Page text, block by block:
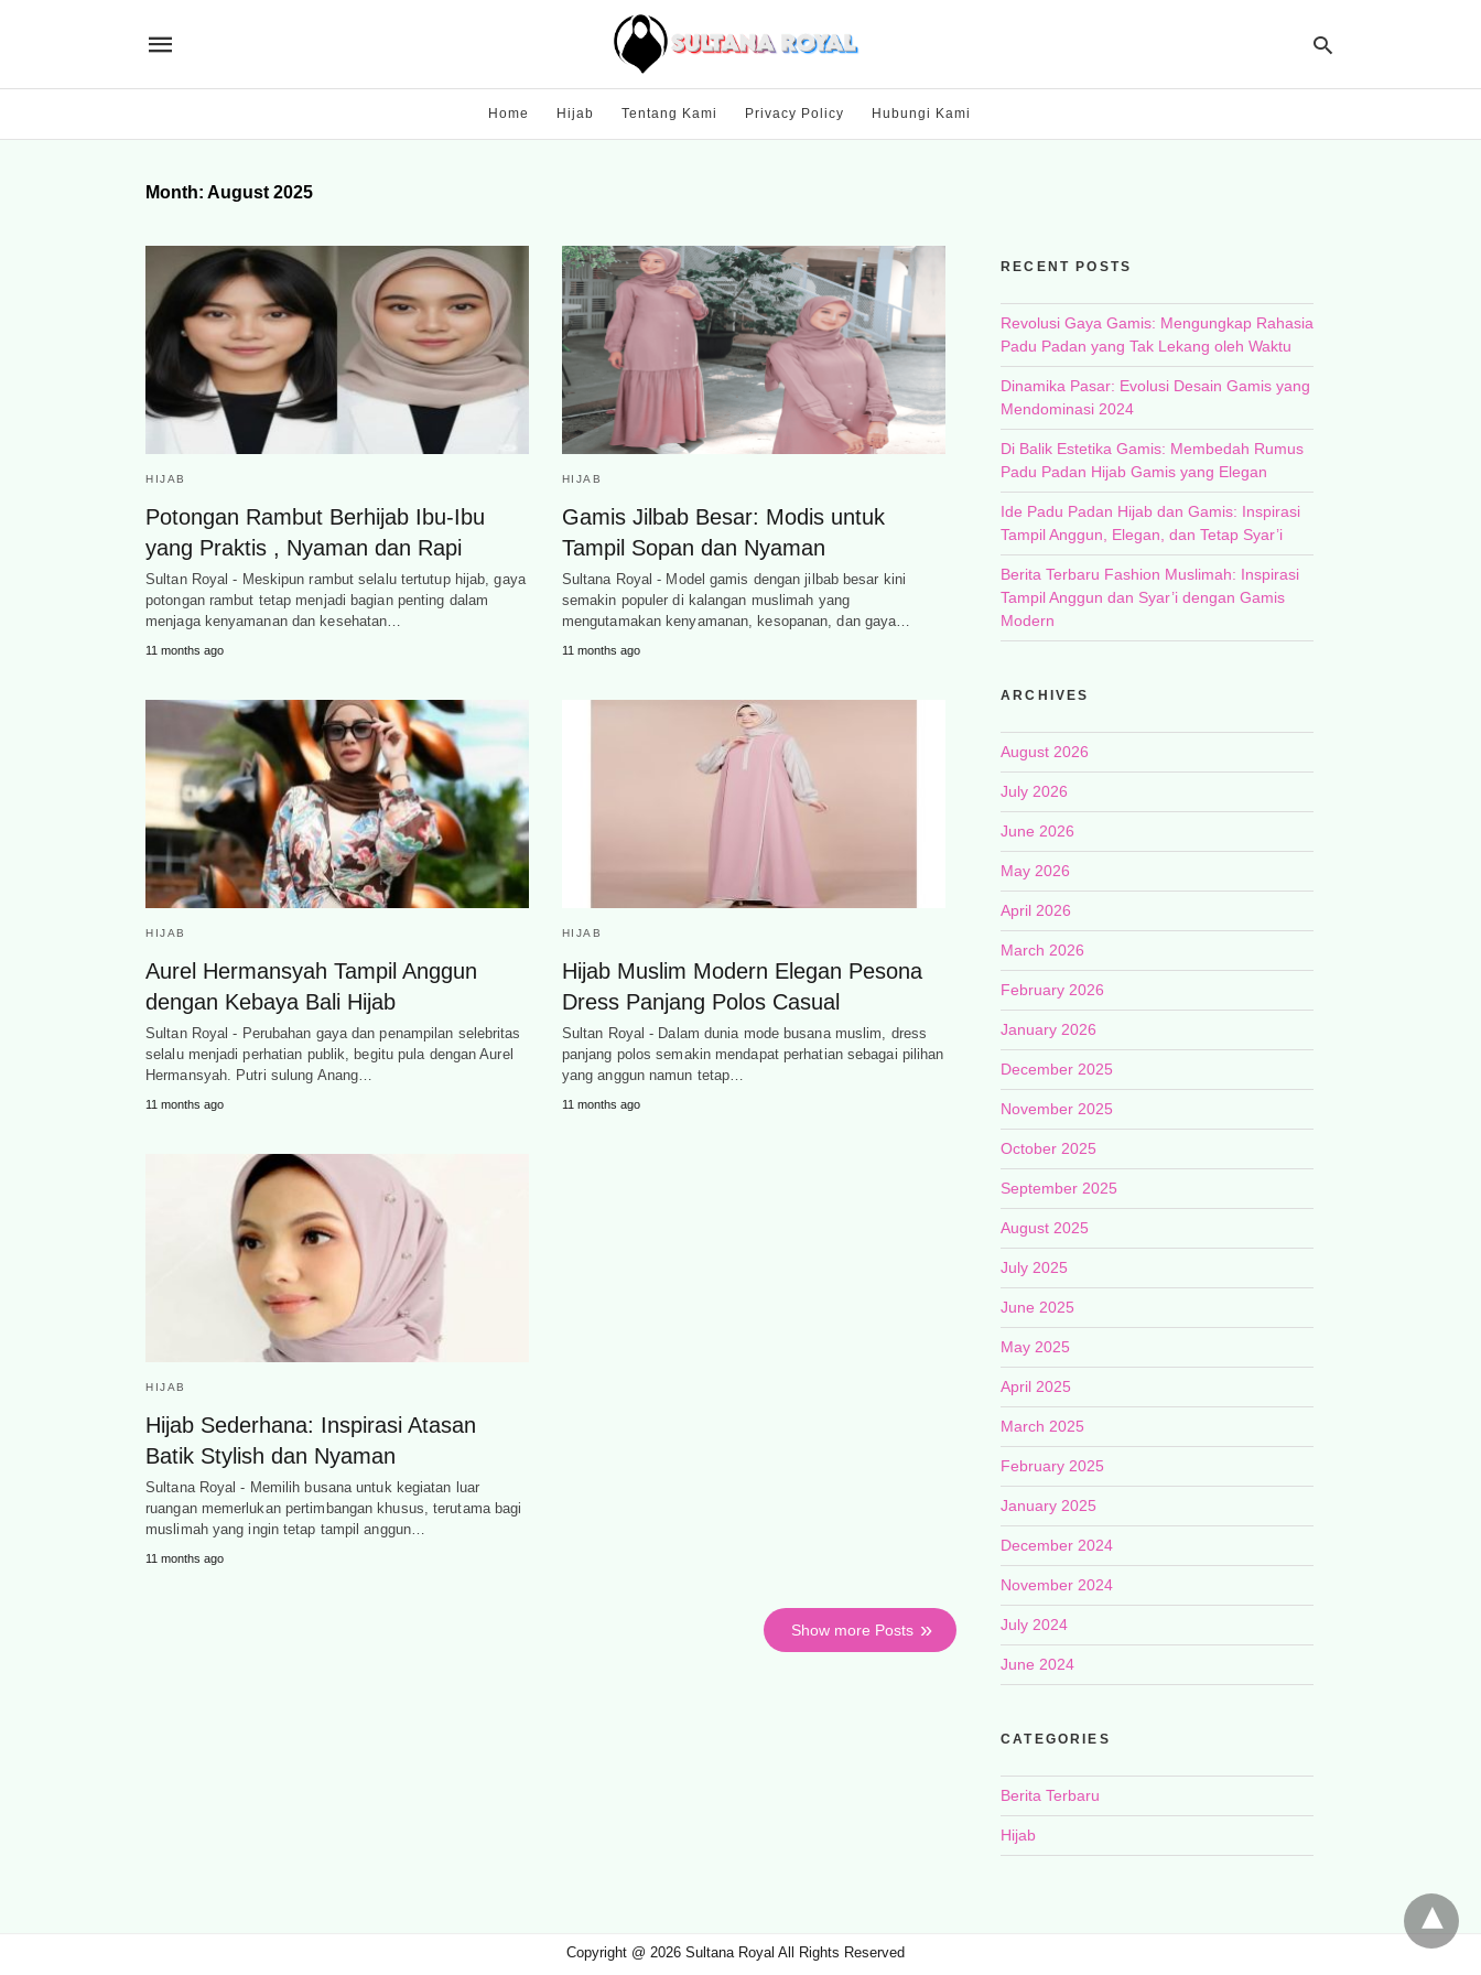
Home Hijab Tentang Kami Privacy Policy Hubungi Kami
Month: August 2025
HIJAB
Potongan Rambut Berhijab Ibu-Ibu
yang Praktis , Nyaman dan Rapi
Sultan Royal - Meskipun rambut selalu tertutup hijab, gaya
potongan rambut tetap menjadi bagian penting dalam
menjaga kenyamanan dan kesehatan…
11 months ago
HIJAB
Gamis Jilbab Besar: Modis untuk
Tampil Sopan dan Nyaman
Sultana Royal - Model gamis dengan jilbab besar kini
semakin populer di kalangan muslimah yang
mengutamakan kenyamanan, kesopanan, dan gaya…
11 months ago
HIJAB
Aurel Hermansyah Tampil Anggun
dengan Kebaya Bali Hijab
Sultan Royal - Perubahan gaya dan penampilan selebritas
selalu menjadi perhatian publik, begitu pula dengan Aurel
Hermansyah. Putri sulung Anang…
11 months ago
HIJAB
Hijab Muslim Modern Elegan Pesona
Dress Panjang Polos Casual
Sultan Royal - Dalam dunia mode busana muslim, dress
panjang polos semakin mendapat perhatian sebagai pilihan
yang anggun namun tetap…
11 months ago
HIJAB
Hijab Sederhana: Inspirasi Atasan
Batik Stylish dan Nyaman
Sultana Royal - Memilih busana untuk kegiatan luar
ruangan memerlukan pertimbangan khusus, terutama bagi
muslimah yang ingin tetap tampil anggun…
11 months ago
Show more Posts
RECENT POSTS
Revolusi Gaya Gamis: Mengungkap Rahasia
Padu Padan yang Tak Lekang oleh Waktu
Dinamika Pasar: Evolusi Desain Gamis yang
Mendominasi 2024
Di Balik Estetika Gamis: Membedah Rumus
Padu Padan Hijab Gamis yang Elegan
Ide Padu Padan Hijab dan Gamis: Inspirasi
Tampil Anggun, Elegan, dan Tetap Syar’i
Berita Terbaru Fashion Muslimah: Inspirasi
Tampil Anggun dan Syar’i dengan Gamis
Modern
ARCHIVES
August 2026
July 2026
June 2026
May 2026
April 2026
March 2026
February 2026
January 2026
December 2025
November 2025
October 2025
September 2025
August 2025
July 2025
June 2025
May 2025
April 2025
March 2025
February 2025
January 2025
December 2024
November 2024
July 2024
June 2024
CATEGORIES
Berita Terbaru
Hijab
Copyright @ 2026 Sultana Royal All Rights Reserved